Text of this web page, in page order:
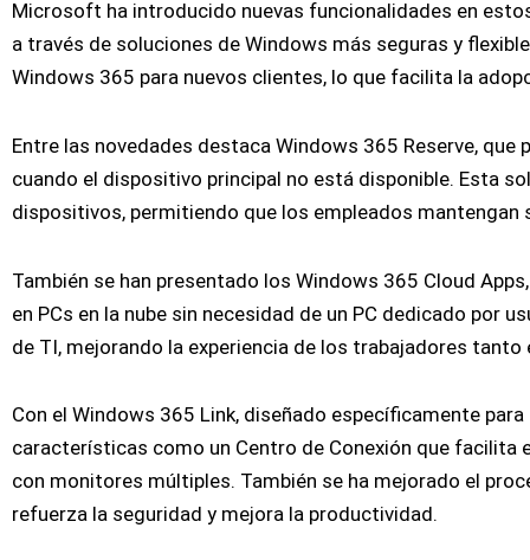
Microsoft ha introducido nuevas funcionalidades en
a través de soluciones de Windows más seguras y
Windows 365 para nuevos clientes, lo que facilita la
Entre las novedades destaca Windows 365 Reserve,
cuando el dispositivo principal no está disponible. Esta
dispositivos, permitiendo que los empleados
También se han presentado los Windows 365 Cloud
en PCs en la nube sin necesidad de un PC dedicado por
de TI, mejorando la experiencia de los trabajadores
Con el Windows 365 Link, diseñado específicamente
características como un Centro de Conexión que facilita
con monitores múltiples. También se ha mejorado el
refuerza la seguridad y mejora la productividad.